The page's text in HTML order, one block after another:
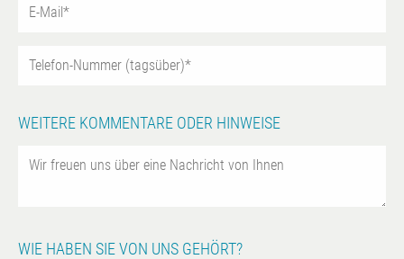
WEITERE KOMMENTARE ODER HINWEISE
WIE HABEN SIE VON UNS GEHÖRT?